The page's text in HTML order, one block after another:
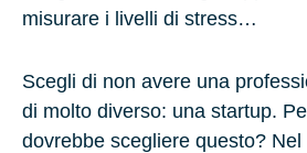
misurare i livelli di stress…
Scegli di non avere una
di molto diverso: una startup.
dovrebbe scegliere questo?